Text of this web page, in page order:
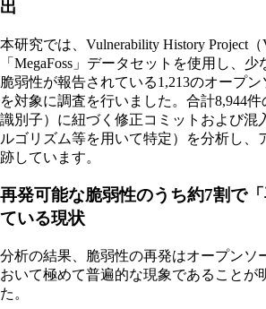
出
本研究では、Vulnerability History Project
「MegaFoss」データセットを使用し、
脆弱性が報告されている1,213のオープン
を対象に調査を行いました。合計8,944
識別子）に紐づく修正コミットおよび混
ルゴリズム等を用いて特定）を分析し、
跡しています。
再発可能な脆弱性のうち約7割で
ている現状
分析の結果、脆弱性の再発はオープンソ
おいて極めて普遍的な現象であることが
た。